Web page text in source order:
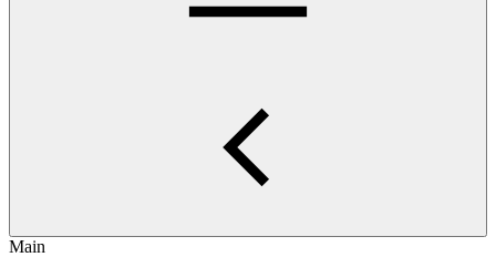
Main